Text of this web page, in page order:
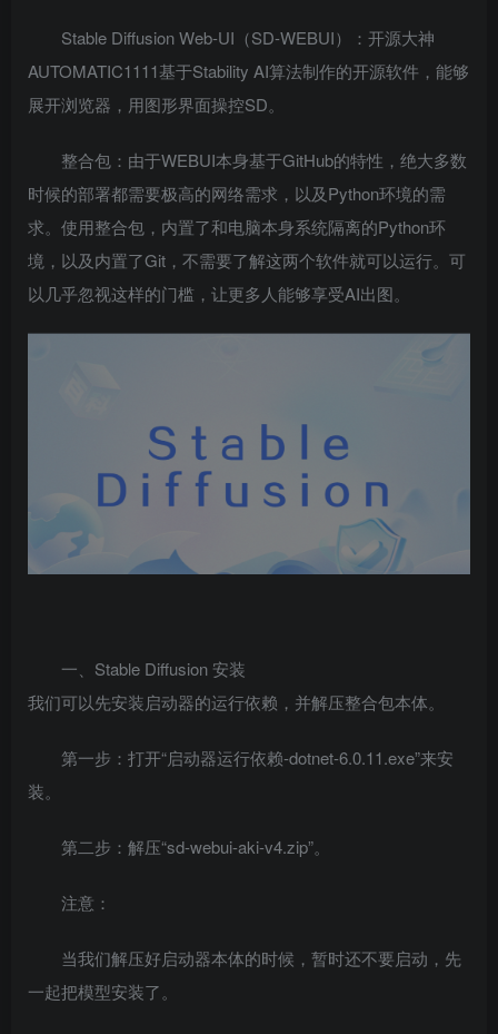
Stable Diffusion Web-UI（SD-WEBUI）：开源大神
AUTOMATIC1111基于Stability AI算法制作的开源软件，能够
展开浏览器，用图形界面操控SD。
整合包：由于WEBUI本身基于GitHub的特性，绝大多数
时候的部署都需要极高的网络需求，以及Python环境的需
求。使用整合包，内置了和电脑本身系统隔离的Python环
境，以及内置了Git，不需要了解这两个软件就可以运行。可
以几乎忽视这样的门槛，让更多人能够享受AI出图。
一、Stable Diffusion 安装
我们可以先安装启动器的运行依赖，并解压整合包本体。
第一步：打开“启动器运行依赖-dotnet-6.0.11.exe”来安
装。
第二步：解压“sd-webui-aki-v4.zip”。
注意：
当我们解压好启动器本体的时候，暂时还不要启动，先
一起把模型安装了。